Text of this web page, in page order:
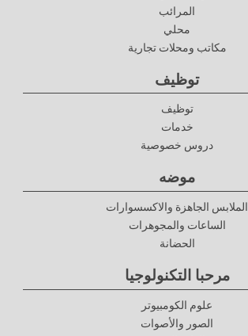
المرائب
محلي
مكاتب ومحلات تجارية
توظيف
توظيف
خدمات
دروس خصوصية
موضه
الملابس الجاهزة والاكسسوارات
الساعات والمجوهرات
الحضانة
مرحبا التكنولوجيا
علوم الكومبيوتر
الصور والأصوات